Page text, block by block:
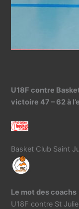
U18F contre
victoire 47 – 62 à
Basket Club Saint
Le mot des coachs
U18F contre St